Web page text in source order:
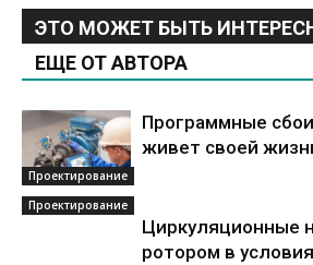
ЭТО МОЖЕТ БЫТЬ
ЕЩЕ ОТ АВТОРА
Проектирование
Программные
живет своей
Проектирование
Циркуляционные
ротором в